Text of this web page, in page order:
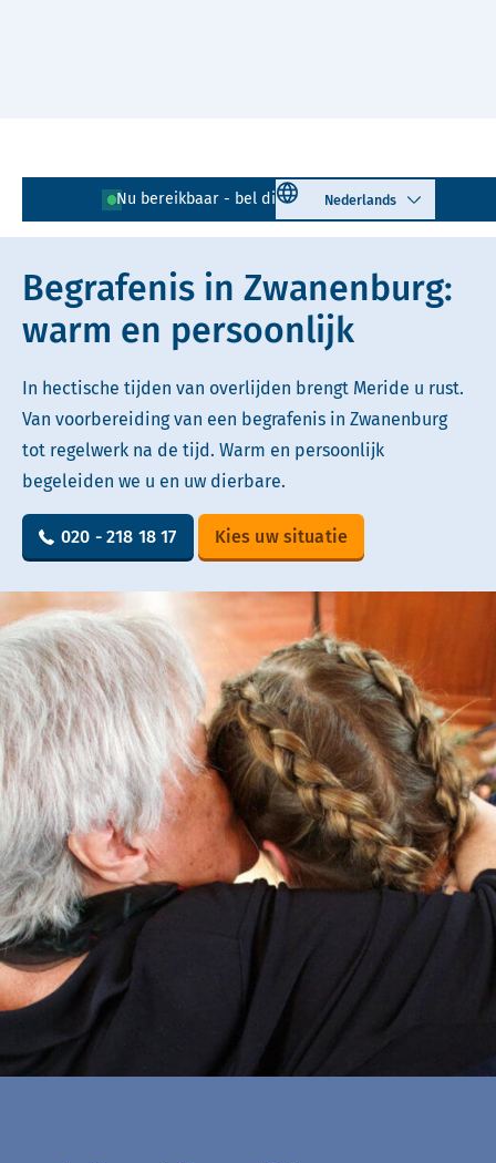
Nu bereikbaar - bel direct! 020 - 218 18 17
Select language
Lees voor Uitleg woorden
Simpele tekst
Begrafenis in Zwanenburg:
warm en persoonlijk
In hectische tijden van overlijden brengt Meride u rust.
Van voorbereiding van een begrafenis in Zwanenburg
tot regelwerk na de tijd. Warm en persoonlijk
begeleiden we u en uw dierbare.
020 - 218 18 17 Kies uw situatie